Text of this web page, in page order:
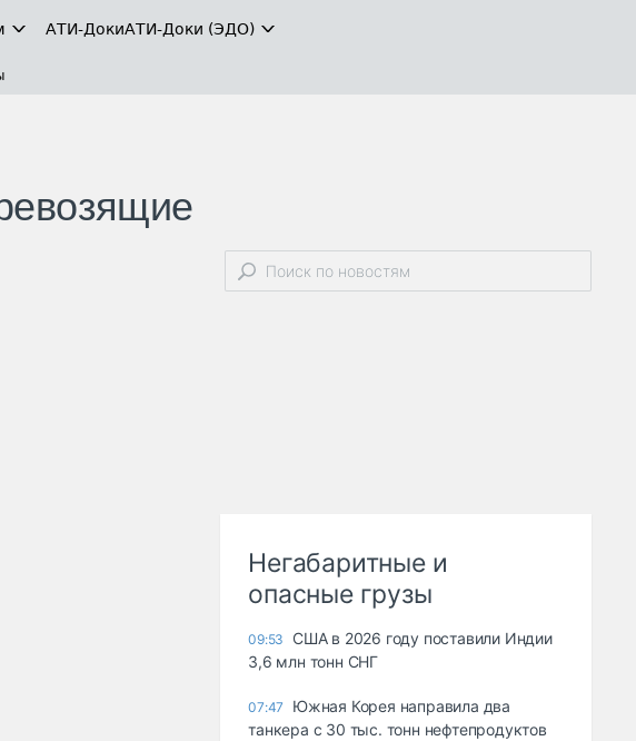
АТИ-ДокиАТИ-Доки (ЭДО)
Негабаритные и
опасные грузы
09:53
США в 2026 году поставили Индии
3,6 млн тонн СНГ
07:47
Южная Корея направила два
танкера с 30 тыс. тонн нефтепродуктов